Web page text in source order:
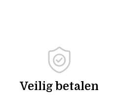
Veilig betalen